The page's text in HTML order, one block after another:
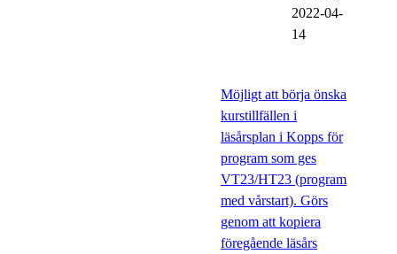
2022-04-
14
Möjligt att börja önska
kurstillfällen i
läsårsplan i Kopps för
program som ges
VT23/HT23 (program
med vårstart). Görs
genom att kopiera
föregående läsårs